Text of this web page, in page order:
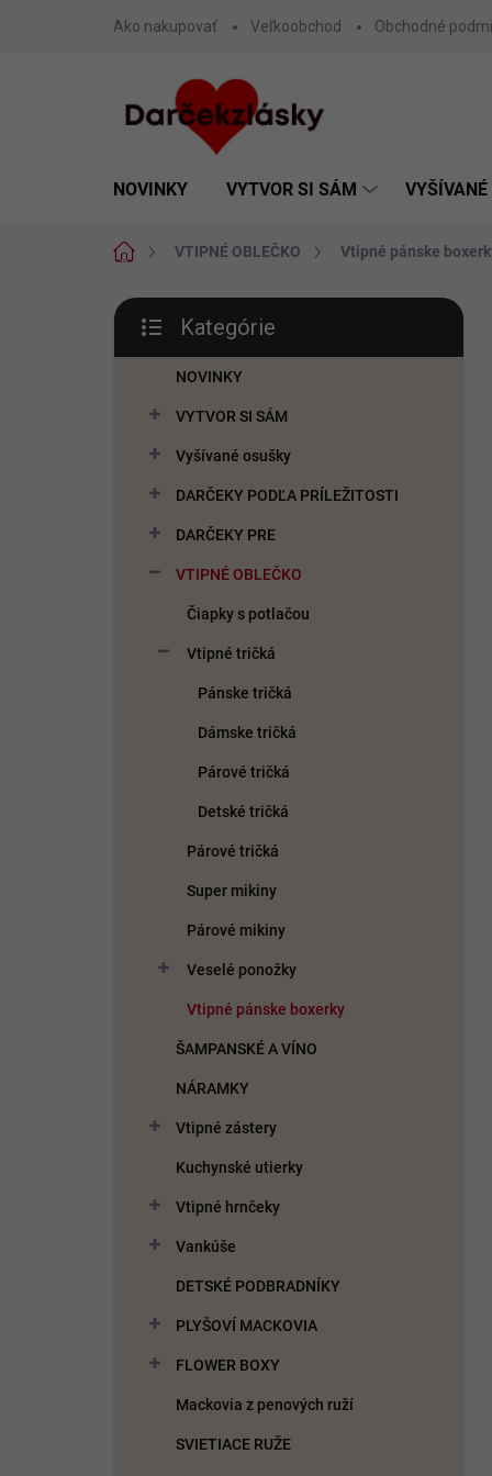
Ako nakupovať Veľkoobchod Obchodné
NOVINKY VYTVOR SI SÁM
DomovVTIPNÉ OBLEČKO Vtipné pánske
B
č
kategórie
Kategórie
NOVINKY
VYTVOR SI SÁM
Vyšívané osušky
DARČEKY PODĽA PRÍLEŽITOSTI
DARČEKY PRE
VTIPNÉ OBLEČKO
Čiapky s potlačou
Vtipné tričká
Pánske tričká
Dámske tričká
Párové tričká
Detské tričká
Párové tričká
Super mikiny
Párové mikiny
Veselé ponožky
Vtipné pánske boxerky
ŠAMPANSKÉ A VÍNO
NÁRAMKY
Vtipné zástery
Kuchynské utierky
Vtipné hrnčeky
Vankúše
DETSKÉ PODBRADNÍKY
PLYŠOVÍ MACKOVIA
FLOWER BOXY
Mackovia z penových ruží
SVIETIACE RUŽE